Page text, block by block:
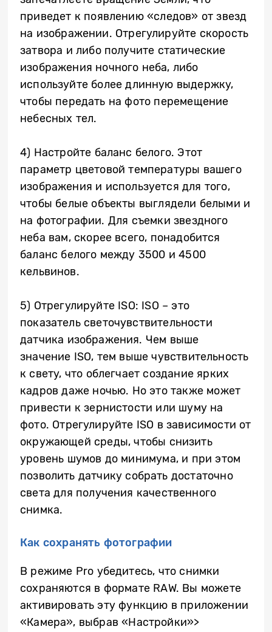
приведет к появлению «следов» от звезд
на изображении. Отрегулируйте скорость
затвора и либо получите статические
изображения ночного неба, либо
используйте более длинную выдержку,
чтобы передать на фото перемещение
небесных тел.
4) Настройте баланс белого. Этот
параметр цветовой температуры вашего
изображения и используется для того,
чтобы белые объекты выглядели белыми и
на фотографии. Для съемки звездного
неба вам, скорее всего, понадобится
баланс белого между 3500 и 4500
кельвинов.
5) Отрегулируйте ISO: ISO – это
показатель светочувствительности
датчика изображения. Чем выше
значение ISO, тем выше чувствительность
к свету, что облегчает создание ярких
кадров даже ночью. Но это также может
привести к зернистости или шуму на
фото. Отрегулируйте ISO в зависимости от
окружающей среды, чтобы снизить
уровень шумов до минимума, и при этом
позволить датчику собрать достаточно
света для получения качественного
снимка.
Как сохранять фотографии
В режиме Pro убедитесь, что снимки
сохраняются в формате RAW. Вы можете
активировать эту функцию в приложении
«Камера», выбрав «Настройки»>